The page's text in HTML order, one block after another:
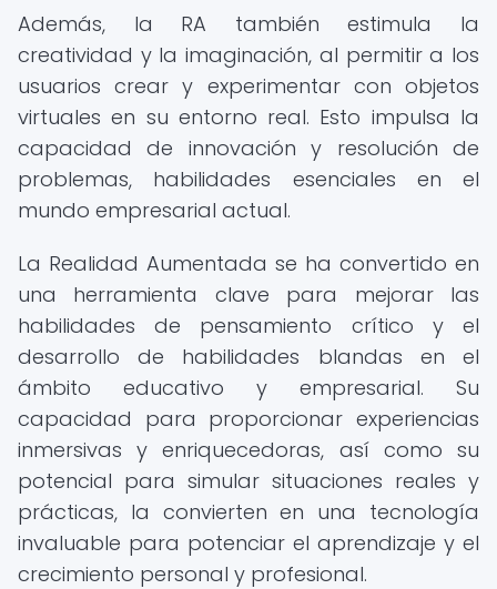
Además, la RA también estimula la
creatividad y la imaginación, al permitir a los
usuarios crear y experimentar con objetos
virtuales en su entorno real. Esto impulsa la
capacidad de innovación y resolución de
problemas, habilidades esenciales en el
mundo empresarial actual.
La Realidad Aumentada se ha convertido en
una herramienta clave para mejorar las
habilidades de pensamiento crítico y el
desarrollo de habilidades blandas en el
ámbito educativo y empresarial. Su
capacidad para proporcionar experiencias
inmersivas y enriquecedoras, así como su
potencial para simular situaciones reales y
prácticas, la convierten en una tecnología
invaluable para potenciar el aprendizaje y el
crecimiento personal y profesional.